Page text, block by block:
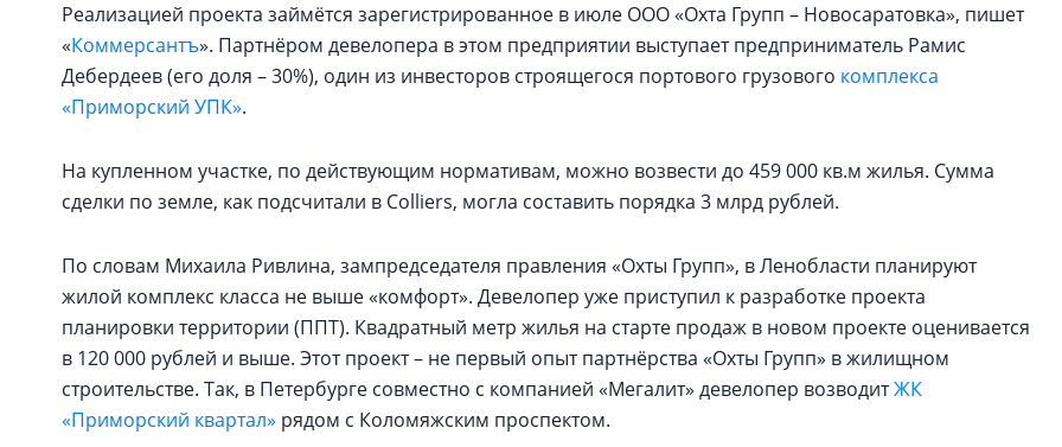
Реализацией проекта займётся зарегистрированное в июле ООО «Охта Групп – Новосаратовка», пишет
«Коммерсантъ». Партнёром девелопера в этом предприятии выступает предприниматель Рамис
Дебердеев (его доля – 30%), один из инвесторов строящегося портового грузового комплекса
«Приморский УПК».
На купленном участке, по действующим нормативам, можно возвести до 459 000 кв.м жилья. Сумма
сделки по земле, как подсчитали в Colliers, могла составить порядка 3 млрд рублей.
По словам Михаила Ривлина, зампредседателя правления «Охты Групп», в Ленобласти планируют
жилой комплекс класса не выше «комфорт». Девелопер уже приступил к разработке проекта
планировки территории (ППТ). Квадратный метр жилья на старте продаж в новом проекте оценивается
в 120 000 рублей и выше. Этот проект – не первый опыт партнёрства «Охты Групп» в жилищном
строительстве. Так, в Петербурге совместно с компанией «Мегалит» девелопер возводитЖК
«Приморский квартал» рядом с Коломяжским проспектом.
один центр
образования
В